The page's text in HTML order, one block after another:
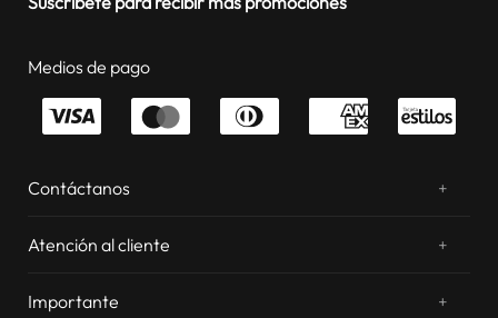
Medios de pago
Contáctanos +
Atención al cliente
+
Cambios y devoluciones
Importante
+